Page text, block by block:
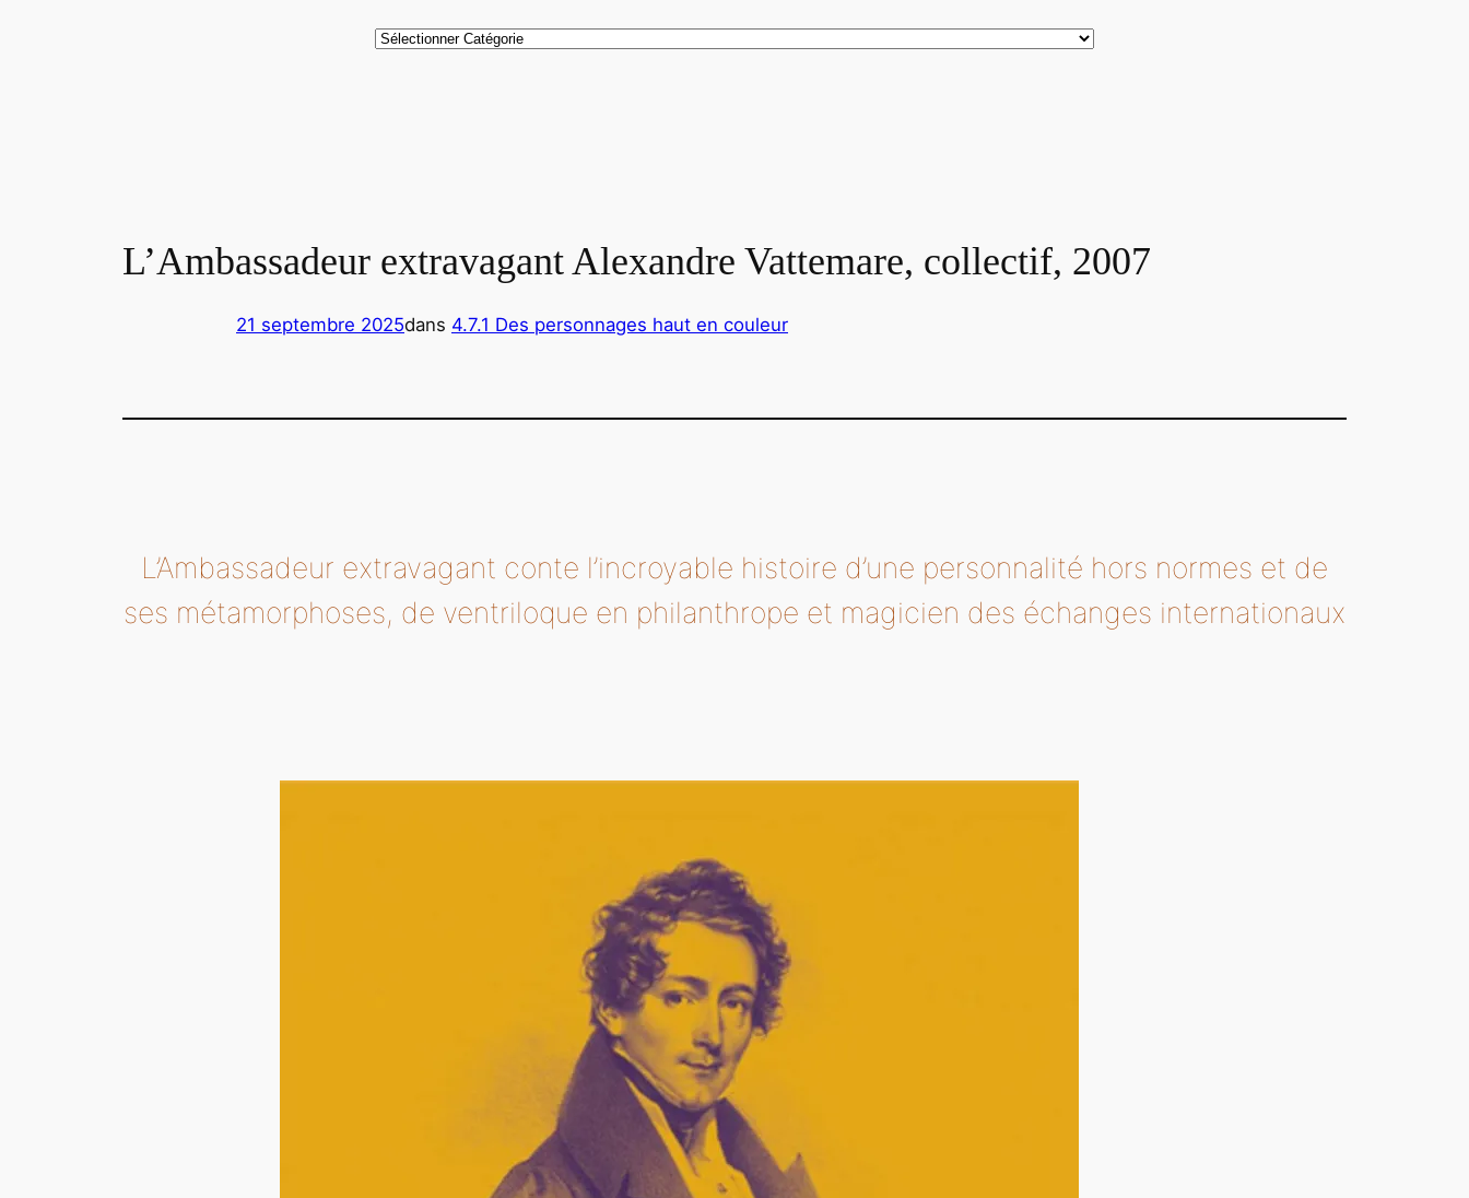
Catégories
L’Ambassadeur extravagant Alexandre Vattemare, collectif, 2007
21 septembre 2025dans 4.7.1 Des personnages haut en couleur
L’Ambassadeur extravagant conte l’incroyable histoire d’une personnalité hors normes et de
ses métamorphoses, de ventriloque en philanthrope et magicien des échanges internationaux